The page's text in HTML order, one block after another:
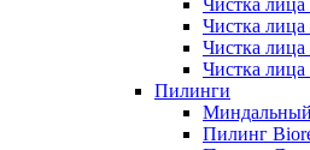
Чистка лица
Чистка лица
Чистка
Чистка лица
Пилинги
Пилинг